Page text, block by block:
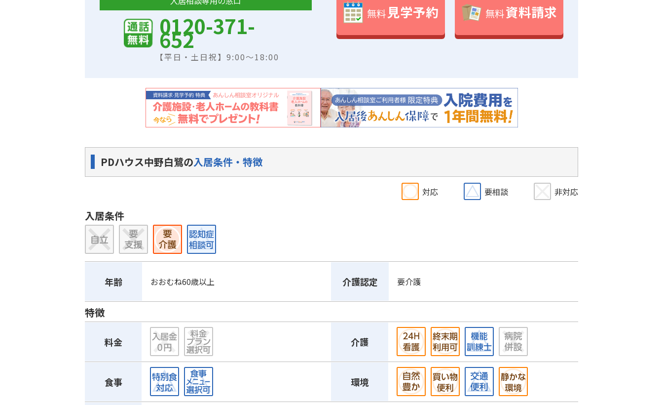
0120-371-
652
【平日・土日祝】9:00～18:00
無料 見学予約 無料資料請求
PDハウス中野白鷺の入居条件・特徴
対応 要相談 非対応
入居条件
年齢 おおむね60歳以上 介護認定 要介護
特徴
料金 介護
食事 環境